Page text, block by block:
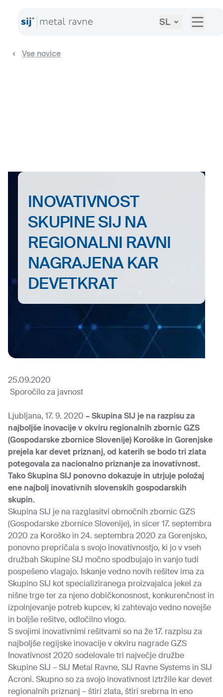
SL
Vse novice
INOVATIVNOST
SKUPINE SIJ NA
REGIONALNI RAVNI
NAGRAJENA KAR
DEVETKRAT
25.09.2020
Sporočilo za javnost
Ljubljana, 17. 9. 2020 – Skupina SIJ je na razpisu za
najboljše inovacije v okviru regionalnih zbornic GZS
(Gospodarske zbornice Slovenije) Koroške in Gorenjske
prejela kar devet priznanj, od katerih se bodo tri zlata
potegovala za nacionalno priznanje za inovativnost.
Tako Skupina SIJ ponovno dokazuje in utrjuje položaj
ene najbolj inovativnih slovenskih gospodarskih
skupin.
Skupina SIJ je na razglasitvi območnih zbornic GZS
(Gospodarske zbornice Slovenije), in sicer 17. septembra
2020 za Koroško in 24. septembra 2020 za Gorenjsko,
ponovno prepričala s svojo inovativnostjo, ki jo v vseh
družbah Skupine SIJ močno spodbujajo in vanjo tudi
pospešeno vlagajo. Iskanje vedno novih rešitev ima za
Skupino SIJ kot specializiranega proizvajalca jekel za
nišne trge ter za njeno dobičkonosnost, konkurenčnost in
izpolnjevanje potreb kupcev, ki zahtevajo vedno novejše
in boljše rešitve, odločilno vlogo.
S svojimi inovativnimi rešitvami so na že 17. razpisu za
najboljše regijske inovacije v okviru nagrade GZS
Inovativnost 2020 sodelovale tri največje družbe
Skupine SIJ – SIJ Metal Ravne, SIJ Ravne Systems in SIJ
Acroni. Skupno so za svojo inovativnost iztržile kar devet
regionalnih priznanj – štiri zlata, štiri srebrna in eno